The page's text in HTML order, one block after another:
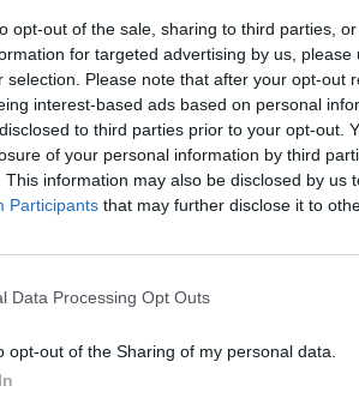
opt-out of the sale, sharing to third parties,
for targeted advertising by us,
selection. Please note that after your opt-out
interest-based ads based on personal
to third parties prior to your opt-out.
of your personal information by third
This information may also be disclosed by us
Participants that may further disclose it to
Data Processing Opt Outs
opt-out of the Sharing of my personal data.
μπορεί πλέον να κλείνει τα
από αναπότρεπτη τύφλωση. Η